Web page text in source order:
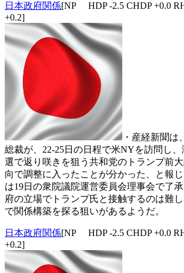
日本政府関係[NP HDP -2.5 CHDP +0.0
+0.2]
・産経新聞は
総裁が、22-25日の日程で米NYを訪問し
選で返り咲きを狙う共和党のトランプ前
向で調整に入ったことが分かった、と報
は19日の衆院議院運営委員会理事会で了
府の立場でトランプ氏と接触するのは難
で関係構築を探る狙いがあるようだ。
日本政府関係[NP HDP -2.5 CHDP +0.0
+0.2]